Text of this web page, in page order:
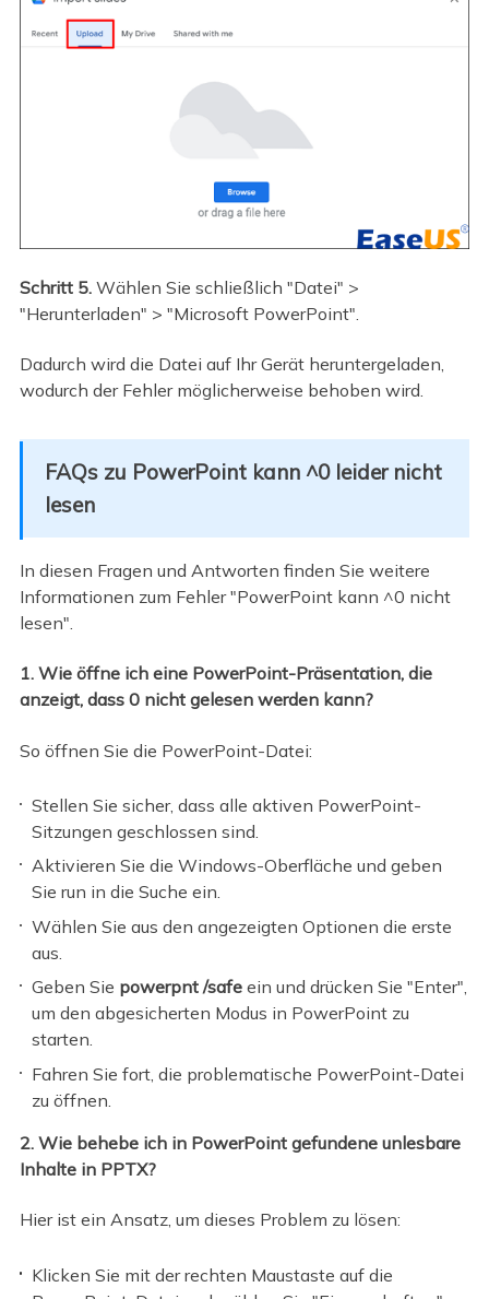
Schritt 5. Wählen Sie schließlich "Datei" >
"Herunterladen" > "Microsoft PowerPoint".
Dadurch wird die Datei auf Ihr Gerät heruntergeladen,
wodurch der Fehler möglicherweise behoben wird.
FAQs zu PowerPoint kann ^0 leider nicht
lesen
In diesen Fragen und Antworten finden Sie weitere
Informationen zum Fehler "PowerPoint kann ^0 nicht
lesen".
1. Wie öffne ich eine PowerPoint-Präsentation, die
anzeigt, dass 0 nicht gelesen werden kann?
So öffnen Sie die PowerPoint-Datei:
Stellen Sie sicher, dass alle aktiven PowerPoint-
Sitzungen geschlossen sind.
Aktivieren Sie die Windows-Oberfläche und geben
Sie run in die Suche ein.
Wählen Sie aus den angezeigten Optionen die erste
aus.
Geben Sie powerpnt /safeein und drücken Sie "Enter",
um den abgesicherten Modus in PowerPoint zu
starten.
Fahren Sie fort, die problematische PowerPoint-Datei
zu öffnen.
2. Wie behebe ich in PowerPoint gefundene unlesbare
Inhalte in PPTX?
Hier ist ein Ansatz, um dieses Problem zu lösen:
Klicken Sie mit der rechten Maustaste auf die